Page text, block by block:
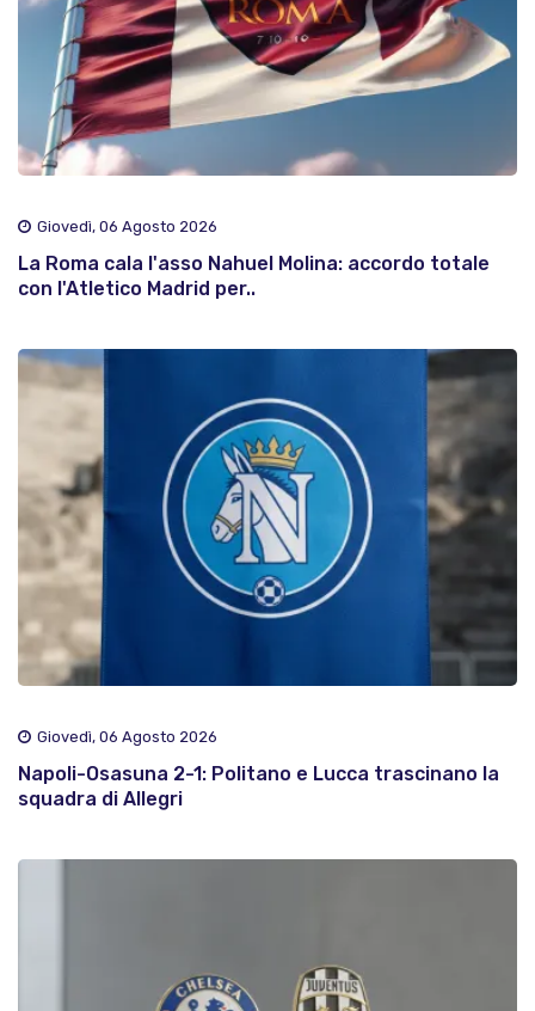
Giovedì, 06 Agosto 2026
La Roma cala l'asso Nahuel Molina: accordo totale
con l'Atletico Madrid per..
Giovedì, 06 Agosto 2026
Napoli-Osasuna 2-1: Politano e Lucca trascinano la
squadra di Allegri